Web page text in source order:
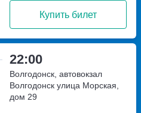
Купить билет
22:00
Волгодонск, автовокзал
Волгодонск улица Морская,
дом 29